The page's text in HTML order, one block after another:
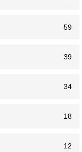
59
39
34
18
12